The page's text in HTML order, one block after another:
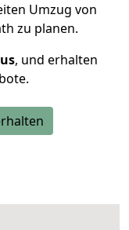
Umzug von
zu planen.
, und erhalten